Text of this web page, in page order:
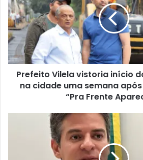
Prefeito Vilela vistoria início
na cidade uma semana
“Pra Frente